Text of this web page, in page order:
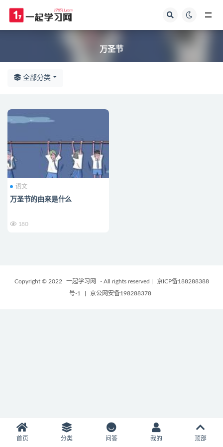
万圣节
全部分类
语文
万圣节的由来是什么
180
Copyright © 2022 一起学习网 - All rights reserved
京ICP备188288388
号-1
京公网安备198288378
首页 分类 问答 我的 顶部